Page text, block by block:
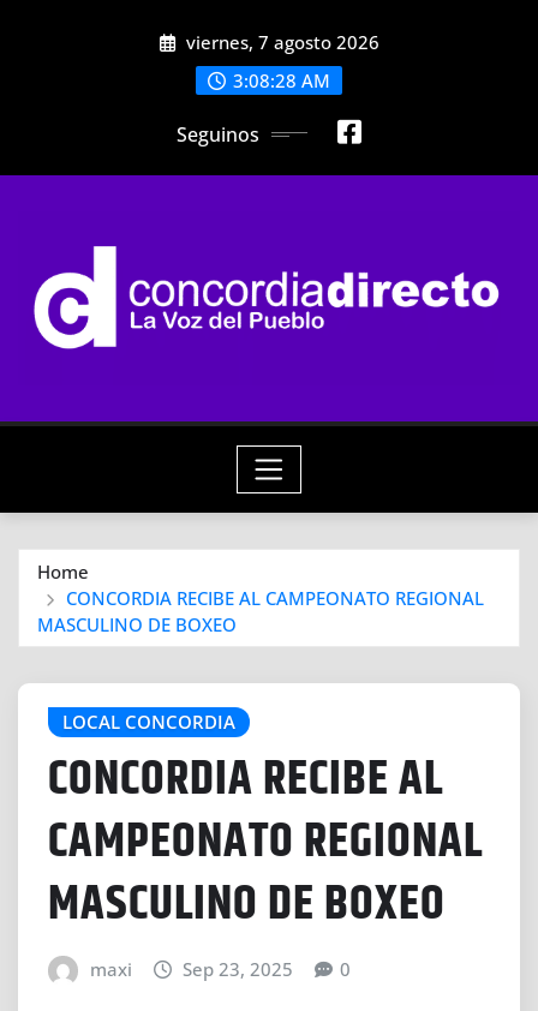
viernes, 7 agosto 2026
3:08:30 AM
Seguinos
Home
CONCORDIA RECIBE AL CAMPEONATO REGIONAL
MASCULINO DE BOXEO
LOCAL CONCORDIA
CONCORDIA RECIBE AL
CAMPEONATO REGIONAL
MASCULINO DE BOXEO
maxi Sep 23, 2025 0